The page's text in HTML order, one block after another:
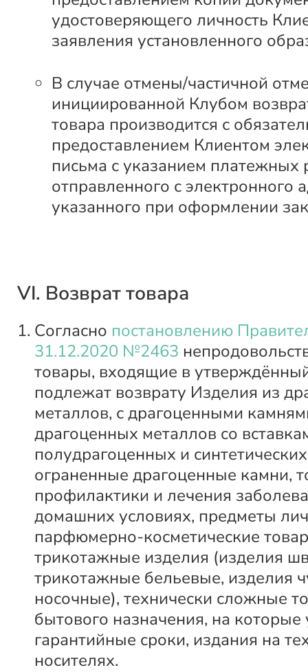
удостоверяющего личность
заявления установленного
В случае отмены/частичной
инициированной Клубом
товара производится с
предоставлением Клиентом
письма с указанием платежных
отправленного с электронного
указанного при оформлении
VI. Возврат товара
Согласно постановлению
31.12.2020 №2463
товары, входящие в
подлежат возврату Изделия из
металлов, с драгоценными
драгоценных металлов со
полудрагоценных и
ограненные драгоценные камни,
профилактики и лечения
домашних условиях, предметы
парфюмерно-косметические
трикотажные изделия (изделия
трикотажные бельевые, изделия
носочные), технически сложные
бытового назначения, на которые
гарантийные сроки, издания на
носителях.